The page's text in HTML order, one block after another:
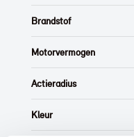
Brandstof
Motorvermogen
Actieradius
Kleur